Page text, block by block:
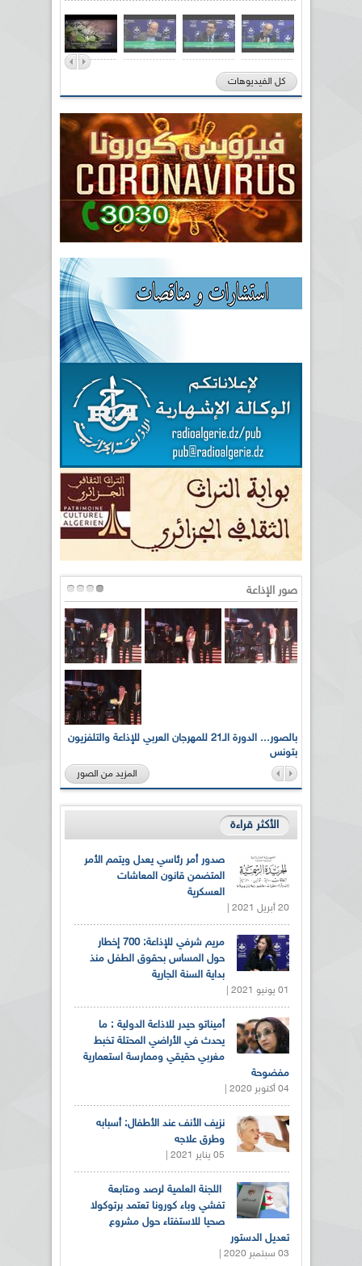
كل الفيديوهات
صور الإذاعة
بالصور... الدورة الـ21 للمهرجان العربي للإذاعة والتلفزيون
بتونس
المزيد من الصور
الأكثر قراءة
صدور أمر رئاسي يعدل ويتمم الأمر
المتضمن قانون المعاشات
العسكرية
20 أبريل 2021 |
مريم شرفي للإذاعة: 700 إخطار
حول المساس بحقوق الطفل منذ
بداية السنة الجارية
01 يونيو 2021 |
أميناتو حيدر للاذاعة الدولية : ما
يحدث في الأراضي المحتلة تخبط
مغربي حقيقي وممارسة استعمارية
مفضوحة
04 أكتوبر 2020 |
نزيف الأنف عند الأطفال: أسبابه
وطرق علاجه
05 يناير 2021 |
اللجنة العلمية لرصد ومتابعة
تفشي وباء كورونا تعتمد برتوكولا
صحيا للاستفتاء حول مشروع
تعديل الدستور
03 سبتمبر 2020 |